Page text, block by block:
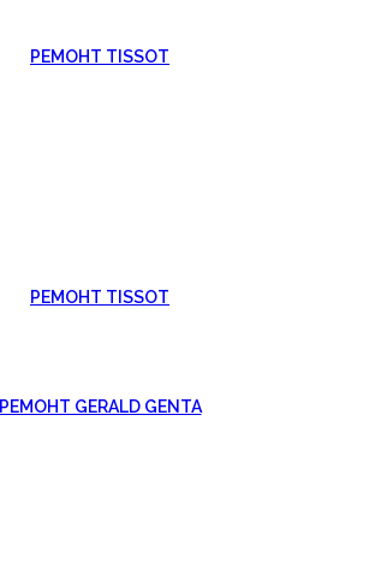
РЕМОНТ TISSOT
РЕМОНТ TISSOT
РЕМОНТ GERALD GENTA